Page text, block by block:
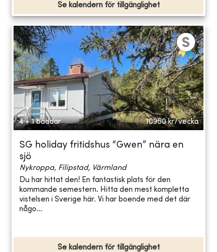
Se kalendern för tillgänglighet
4 + 1 bäddar 10950 kr/vecka
SG holiday fritidshus “Gwen” nära en
sjö
Nykroppa, Filipstad, Värmland
Du har hittat den! En fantastisk plats för den
kommande semestern. Hitta den mest kompletta
vistelsen i Sverige här. Vi har boende med det där
någo...
Se kalendern för tillgänglighet